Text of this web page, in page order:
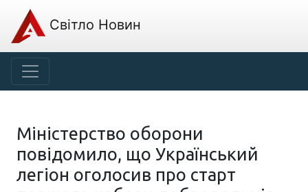
Світло Новин
Міністерство оборони
повідомило, що Український
легіон оголосив про старт